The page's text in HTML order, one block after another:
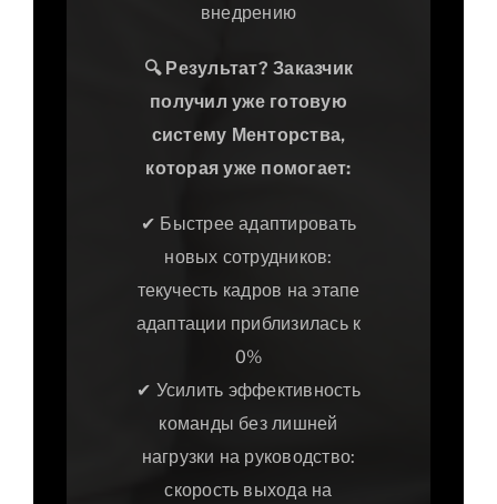
внедрению
🔍Результат? Заказчик
получил уже готовую
систему Менторства,
которая уже помогает:
✔ Быстрее адаптировать
новых сотрудников:
текучесть кадров на этапе
адаптации приблизилась к
0%
✔ Усилить эффективность
команды без лишней
нагрузки на руководство:
скорость выхода на